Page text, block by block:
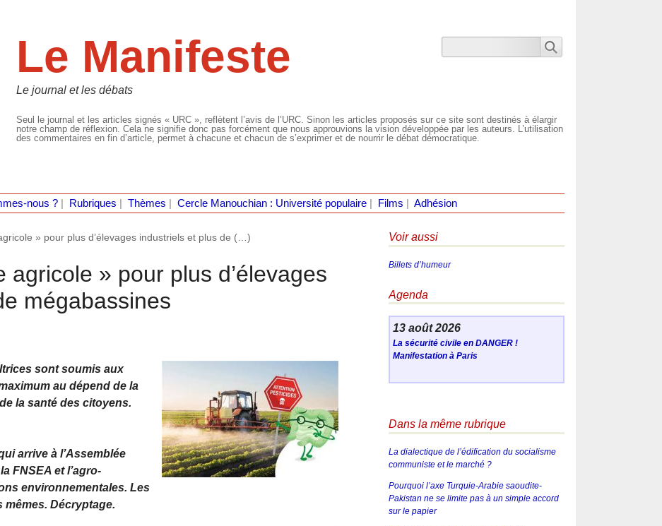
Le Manifeste
Le journal et les débats
Seul le journal et les articles signés « URC », reflètent l’avis de l’URC. Sinon les articles proposés sur ce site sont destinés à élargir
notre champ de réflexion. Cela ne signifie donc pas forcément que nous approuvions la vision développée par les auteurs. L’utilisation
des commentaires en fin d’article, permet à chacune et chacun de s’exprimer et de nourrir le débat démocratique.
nous ?| Rubriques Thèmes Cercle Manouchian : Université populaire| Films Adhésion
» pour plus d’élevages industriels et plus de (…)
agricole » pour plus d’élevages
mégabassines
sont soumis aux
au dépend de la
la santé des citoyens.
arrive à l’Assemblée
FNSEA et l’agro-
environnementales. Les
Décryptage.
Voir aussi
Billets d’humeur
Agenda
13 août 2026
La sécurité civile en DANGER !
Manifestation à Paris
Dans la même rubrique
La dialectique de l’édification du socialisme
communiste et le marché ?
Pourquoi l’axe Turquie-Arabie saoudite-
Pakistan ne se limite pas à un simple accord
sur le papier